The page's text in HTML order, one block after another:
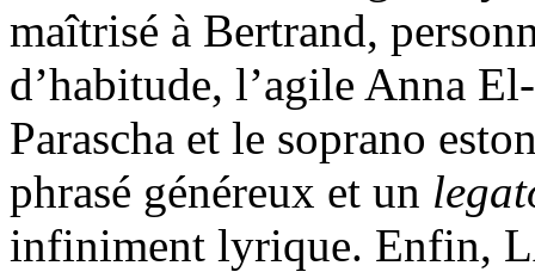
maîtrisé à Bertrand,
d’habitude, l’agile Anna
Parascha et le soprano
phrasé généreux et un
infiniment lyrique. Enfin,